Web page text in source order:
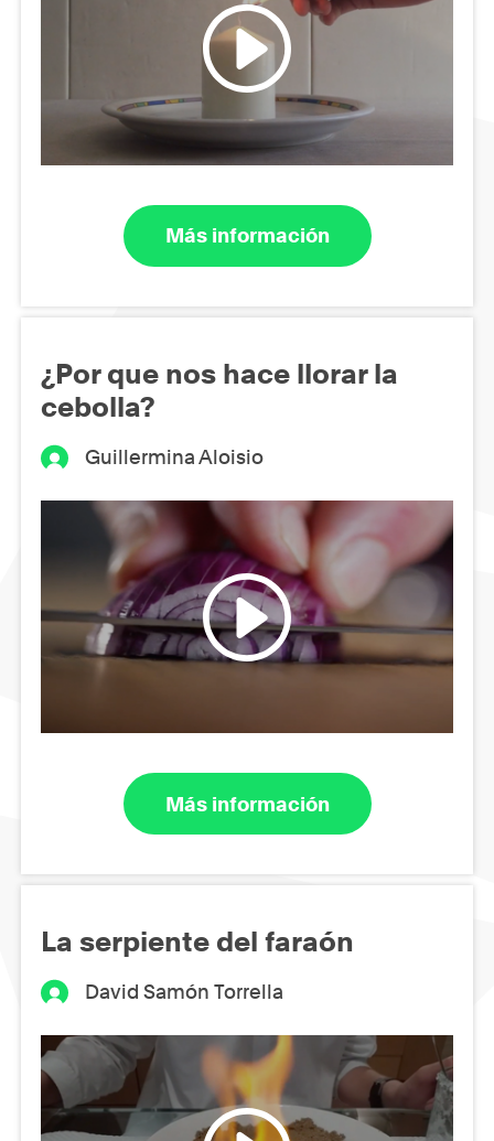
Más información
¿Por que nos hace llorar la
cebolla?
Guillermina Aloisio
Más información
La serpiente del faraón
David Samón Torrella